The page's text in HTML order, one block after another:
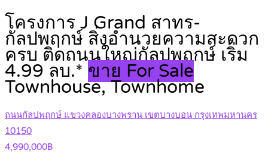
โครงการ J Grand สาทร-
กัลปพฤกษ์ สิ่งอำนวยความสะดวก
ครบ ติดถนนใหญ่กัลปพฤกษ์ เริ่ม
4.99 ลบ.* ขาย For Sale
Townhouse, Townhome
ถนนกัลปพฤกษ์ แขวงคลองบางพราน เขตบางบอน กรุงเทพมหานคร
10150
4,990,000฿